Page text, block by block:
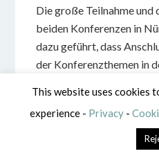
Die große Teilnahme und
beiden Konferenzen in
dazu geführt, dass
der Konferenzthemen in
Torino (Italien)
This website uses cookies
experience - Privacy -